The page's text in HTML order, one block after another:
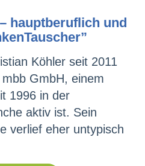
hauptberuflich und
Köhler seit 2011
GmbH, einem
1996 in der
aktiv ist. Sein
verlief eher untypisch